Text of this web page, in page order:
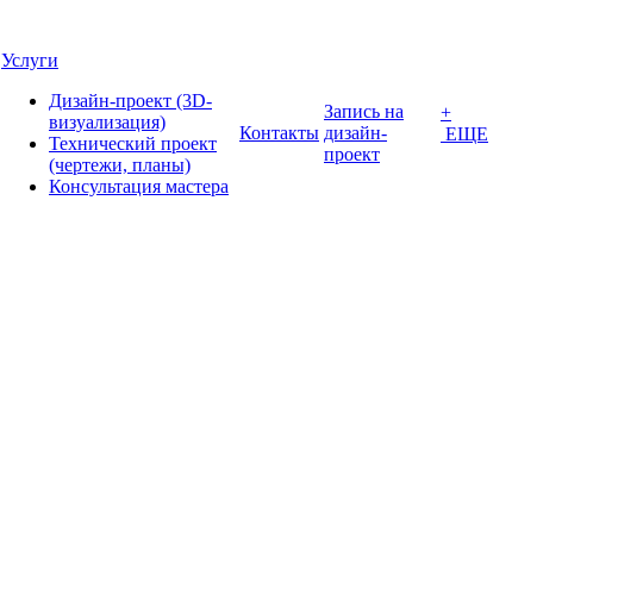
Услуги
Дизайн-проект (3D-
визуализация)
Технический проект
(чертежи, планы)
Консультация мастера
Контакты
Запись на
дизайн-
проект
+
ЕЩЕ